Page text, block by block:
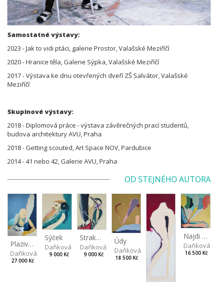
Samostatné výstavy:
2023 - Jak to vidi ptáci, galerie Prostor, Valašské Meziříčí
2020 - Hranice těla, Galerie Sýpka, Valašské Meziříčí
2017 - Výstava ke dnu otevřených dveří ZŠ Salvátor, Valašské
Meziříčí
Skupinové výstavy:
2018 - Diplomová práce - výstava závěrečných prací studentů,
budova architektury AVU, Praha
2018 - Getting scouted, Art Space NOV, Pardubice
2014 - 41 nebo 42, Galerie AVU, Praha
OD STEJNÉHO AUTORA
Plazivec
Daňková Markéta
27 000 Kč
Sýček
Daňková Markéta
9 000 Kč
Strakapoud
Daňková Markéta
9 000 Kč
Údy
Daňková Markéta
18 500 Kč
Najdi mě
Daňková
16 500 Kč